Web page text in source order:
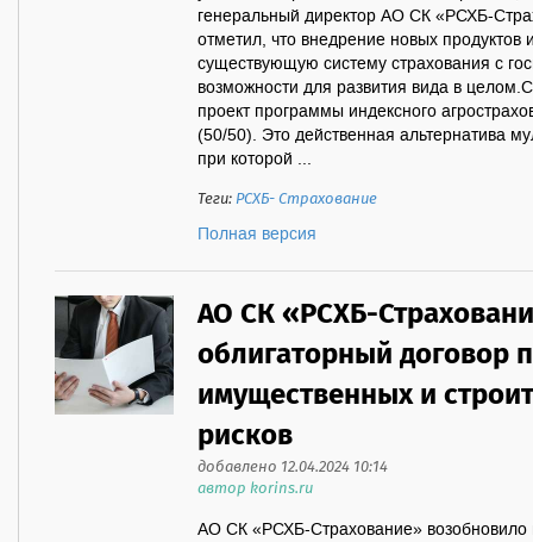
генеральный директор АО СК «РСХБ-
отметил, что внедрение новых продуктов
существующую систему страхования с
возможности для развития вида в
проект программы индексного
(50/50). Это действенная альтернатива
при которой ...
Теги:РСХБ- Страхование
Полная версия
АО СК «РСХБ-
облигаторный договор
имущественных и
рисков
добавлено 12.04.2024 10:14
автор korins.ru
АО СК «РСХБ-Страхование» возобновило